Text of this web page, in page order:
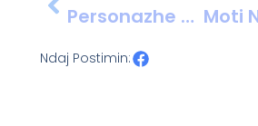
Personazhe Në Fokus: “Ali Haka”
Ndaj Postimin: